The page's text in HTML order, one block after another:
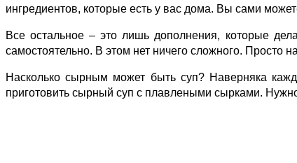
ингредиентов, которые есть у вас дома. Bы сами
Все остальное – это лишь дополнения, которые
самостоятельно. В этом нет ничего сложного.
Насколько сырным может быть суп? Наверняка
приготовить сырный суп с плавлеными сырками.